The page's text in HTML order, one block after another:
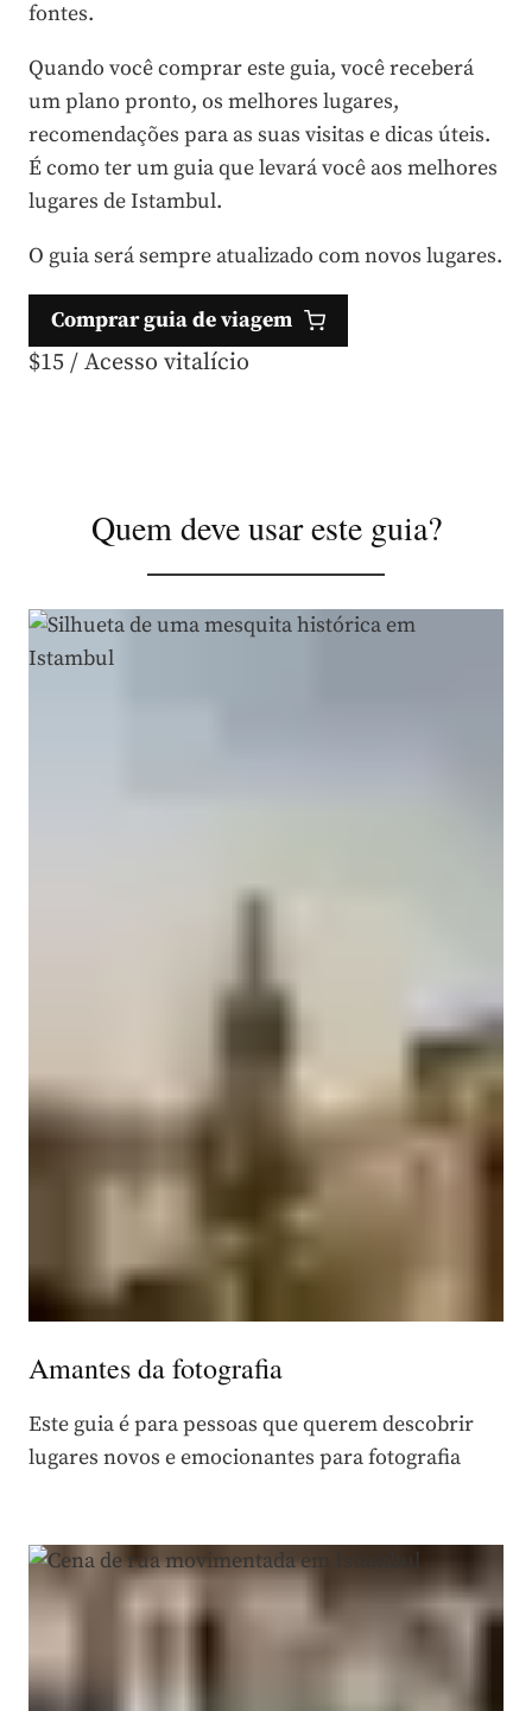
fontes.
Quando você comprar este guia, você receberá
um plano pronto, os melhores lugares,
recomendações para as suas visitas e dicas úteis.
É como ter um guia que levará você aos melhores
lugares de Istambul.
O guia será sempre atualizado com novos lugares.
Comprar guia de viagem
$15 / Acesso vitalício
Quem deve usar este guia?
Amantes da fotografia
Este guia é para pessoas que querem descobrir
lugares novos e emocionantes para fotografia